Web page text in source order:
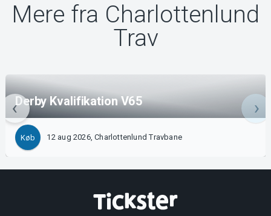
Mere fra Charlottenlund
Trav
Derby Kvalifikation V65
Køb 12 aug 2026, Charlottenlund Travbane